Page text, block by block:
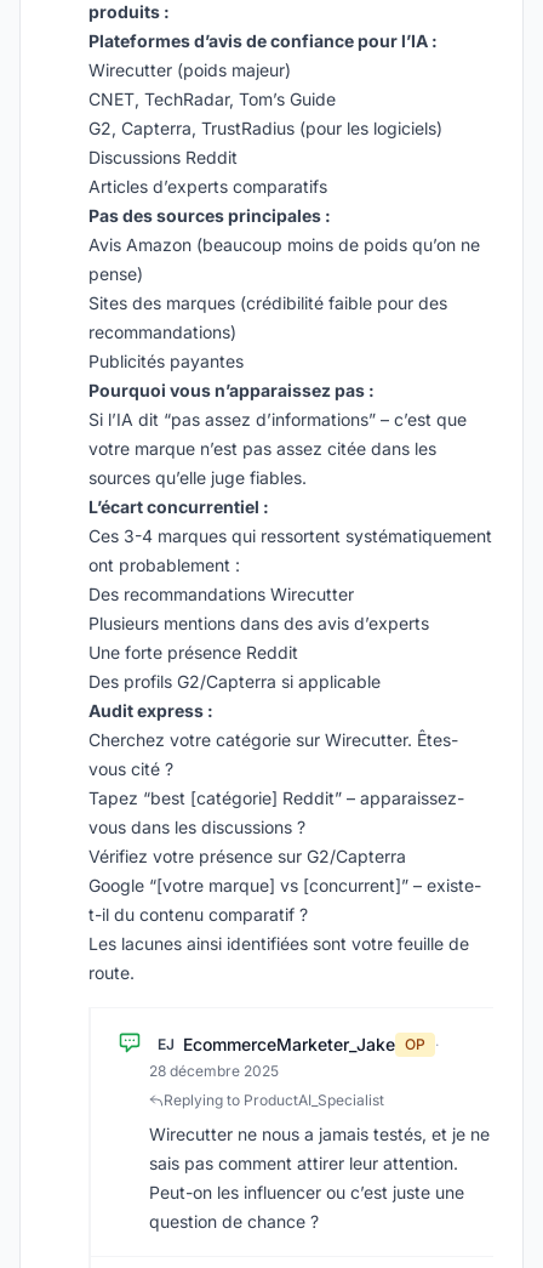
produits :
Plateformes d’avis de confiance pour l’IA :
Wirecutter (poids majeur)
CNET, TechRadar, Tom’s Guide
G2, Capterra, TrustRadius (pour les logiciels)
Discussions Reddit
Articles d’experts comparatifs
Pas des sources principales :
Avis Amazon (beaucoup moins de poids qu’on ne
pense)
Sites des marques (crédibilité faible pour des
recommandations)
Publicités payantes
Pourquoi vous n’apparaissez pas :
Si l’IA dit “pas assez d’informations” – c’est que
votre marque n’est pas assez citée dans les
sources qu’elle juge fiables.
L’écart concurrentiel :
Ces 3-4 marques qui ressortent systématiquement
ont probablement :
Des recommandations Wirecutter
Plusieurs mentions dans des avis d’experts
Une forte présence Reddit
Des profils G2/Capterra si applicable
Audit express :
Cherchez votre catégorie sur Wirecutter. Êtes-
vous cité ?
Tapez “best [catégorie] Reddit” – apparaissez-
vous dans les discussions ?
Vérifiez votre présence sur G2/Capterra
Google “[votre marque] vs [concurrent]” – existe-
t-il du contenu comparatif ?
Les lacunes ainsi identifiées sont votre feuille de
route.
EJ EcommerceMarketer_Jake OP
·
28 décembre 2025
Replying to ProductAI_Specialist
Wirecutter ne nous a jamais testés, et je ne
sais pas comment attirer leur attention.
Peut-on les influencer ou c’est juste une
question de chance ?